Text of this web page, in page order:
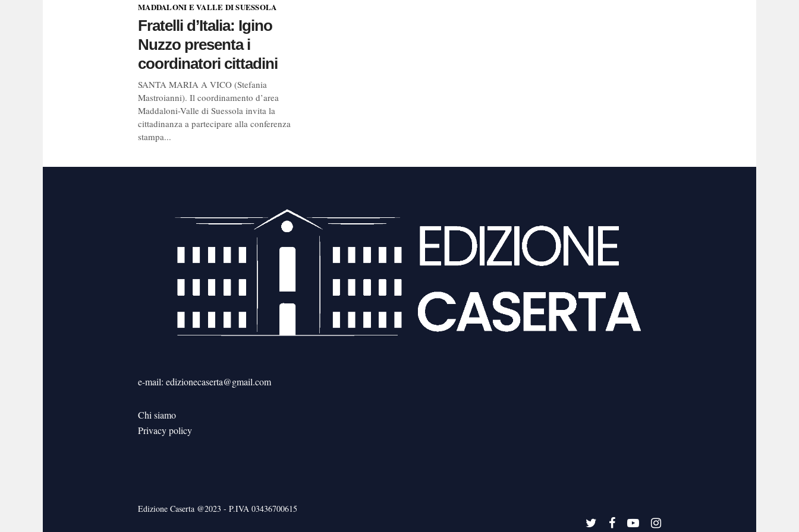
MADDALONI E VALLE DI SUESSOLA
Fratelli d’Italia: Igino
Nuzzo presenta i
coordinatori cittadini
SANTA MARIA A VICO (Stefania
Mastroianni). Il coordinamento d’area
Maddaloni-Valle di Suessola invita la
cittadinanza a partecipare alla conferenza
stampa...
e-mail: edizionecaserta@gmail.com
Chi siamo
Privacy policy
Edizione Caserta @2023 - P.IVA 03436700615
twitter
facebookyoutubeinstagram